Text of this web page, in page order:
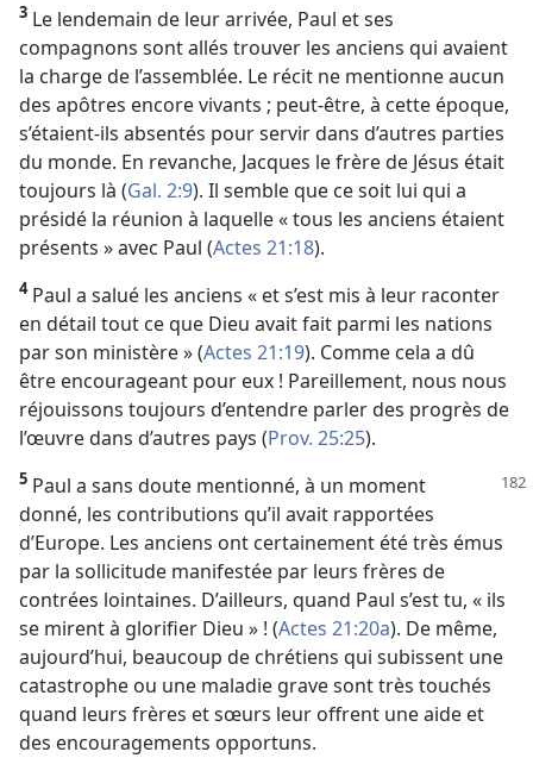
3 Le lendemain de leur arrivée, Paul et ses
compagnons sont allés trouver les anciens qui avaient
la charge de l’assemblée. Le récit ne mentionne aucun
des apôtres encore vivants ; peut-être, à cette époque,
s’étaient-ils absentés pour servir dans d’autres parties
du monde. En revanche, Jacques le frère de Jésus était
toujours là (Gal. 2:9). Il semble que ce soit lui qui a
présidé la réunion à laquelle « tous les anciens étaient
présents » avec Paul (Actes 21:18).
4Paul a salué les anciens « et s’est mis à leur raconter
en détail tout ce que Dieu avait fait parmi les nations
par son ministère » (Actes 21:19). Comme cela a dû
être encourageant pour eux ! Pareillement, nous nous
réjouissons toujours d’entendre parler des progrès de
l’œuvre dans d’autres pays (Prov. 25:25).
5 Paul a sans doute mentionné, à un moment
donné, les contributions qu’il avait rapportées
d’Europe. Les anciens ont certainement été très émus
par la sollicitude manifestée par leurs frères de
contrées lointaines. D’ailleurs, quand Paul s’est tu, « ils
se mirent à glorifier Dieu » ! (Actes 21:20a). De même,
aujourd’hui, beaucoup de chrétiens qui subissent une
catastrophe ou une maladie grave sont très touchés
quand leurs frères et sœurs leur offrent une aide et
des encouragements opportuns.